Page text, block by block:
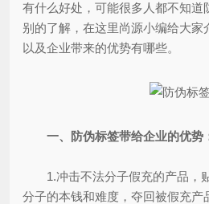
有什么好处，可能很多人都不知道
别的了解，在这里尚源小编给大家
以及企业带来的优势有哪些。
一、防伪标签带给企业的优势
1.冲击不法分子假充的产品，
分子的本钱和难度，夺回被假充产